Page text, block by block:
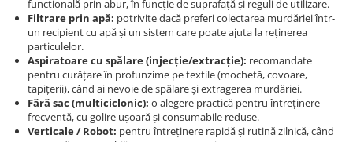
funcțională prin abur, în funcție de suprafață și reguli de utilizare.
Filtrare prin apă: potrivite dacă preferi colectarea murdăriei într-
un recipient cu apă și un sistem care poate ajuta la reținerea
particulelor.
Aspiratoare cu spălare (injecție/extracție): recomandate
pentru curățare în profunzime pe textile (mochetă, covoare,
tapițerii), când ai nevoie de spălare și extragerea murdăriei.
Fără sac (multiciclonic): o alegere practică pentru întreținere
frecventă, cu golire ușoară și consumabile reduse.
Verticale / Robot: pentru întreținere rapidă și rutină zilnică, când